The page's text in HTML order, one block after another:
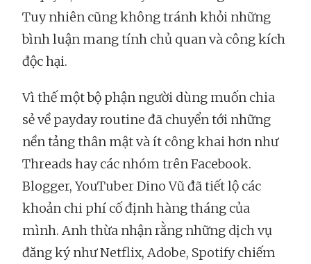
Tuy nhiên cũng không tránh khỏi những
bình luận mang tính chủ quan và công kích
độc hại.
Vì thế một bộ phận người dùng muốn chia
sẻ về payday routine đã chuyển tới những
nền tảng thân mật và ít công khai hơn như
Threads hay các nhóm trên Facebook.
Blogger, YouTuber Dino Vũ đã tiết lộ các
khoản chi phí cố định hàng tháng của
mình. Anh thừa nhận rằng những dịch vụ
đăng ký như Netflix, Adobe, Spotify chiếm